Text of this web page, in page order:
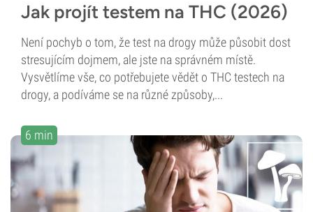
Jak projít testem na THC (2026)
Není pochyb o tom, že test na drogy může působit dost
stresujícím dojmem, ale jste na správném místě.
Vysvětlíme vše, co potřebujete vědět o THC testech na
drogy, a podíváme se na různé způsoby,...
6 min